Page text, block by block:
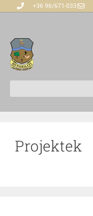
+36 96/671-033
Projektek